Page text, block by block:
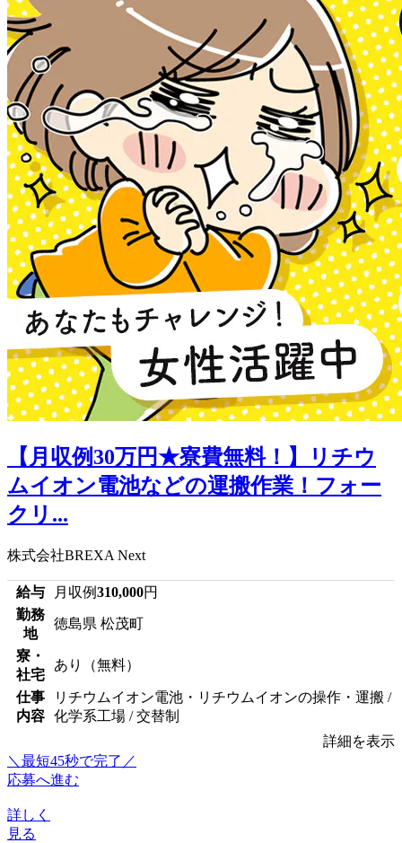
【月収例30万円★寮費無料！】リチウ
ムイオン電池などの運搬作業！フォー
クリ...
株式会社BREXA Next
給与 月収例310,000円
勤務
地
徳島県 松茂町
寮・
社宅
あり（無料）
仕事
内容
リチウムイオン電池・リチウムイオンの操作・運搬 /
化学系工場 / 交替制
詳細を表示
＼最短45秒で完了／
応募へ進む
詳しく
見る